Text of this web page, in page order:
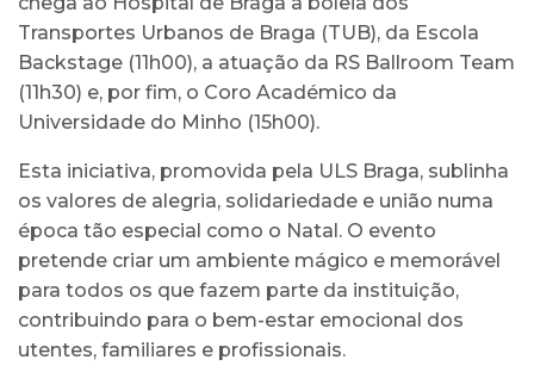
Transportes Urbanos de Braga (TUB), da Escola
Backstage (11h00), a atuação da RS Ballroom Team
(11h30) e, por fim, o Coro Académico da
Universidade do Minho (15h00).
Esta iniciativa, promovida pela ULS Braga, sublinha
os valores de alegria, solidariedade e união numa
época tão especial como o Natal. O evento
pretende criar um ambiente mágico e memorável
para todos os que fazem parte da instituição,
contribuindo para o bem-estar emocional dos
utentes, familiares e profissionais.